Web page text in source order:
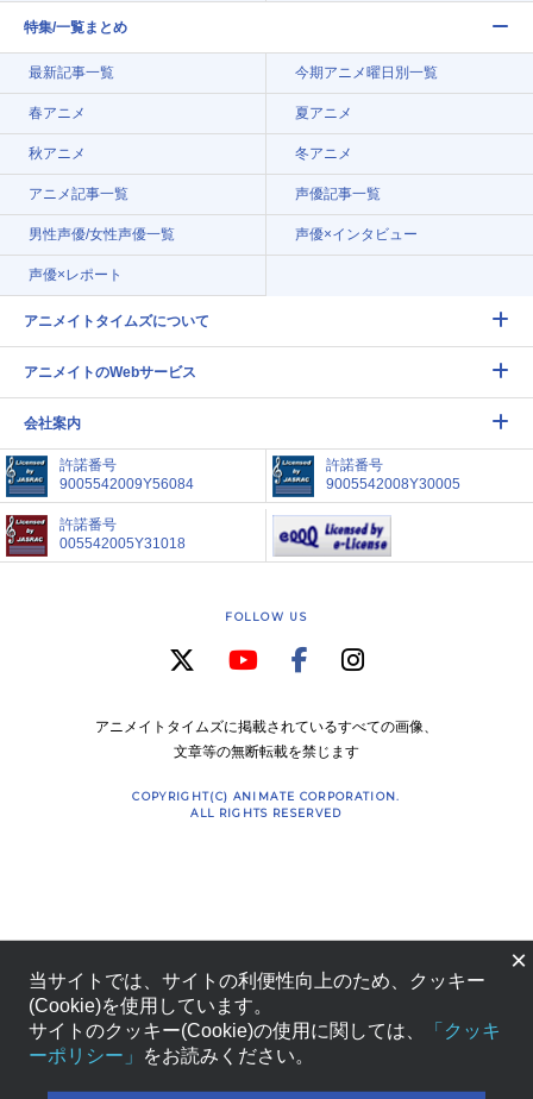
特集/一覧まとめ
最新記事一覧 今期アニメ曜日別一覧
春アニメ 夏アニメ
秋アニメ 冬アニメ
アニメ記事一覧 声優記事一覧
男性声優/女性声優一覧 声優×インタビュー
声優×レポート
アニメイトタイムズについて
アニメイトのWebサービス
会社案内
許諾番号
9005542009Y56084
許諾番号
9005542008Y30005
許諾番号
005542005Y31018
FOLLOW US
アニメイトタイムズに掲載されているすべての画像、
文章等の無断転載を禁じます
COPYRIGHT(C) ANIMATE CORPORATION.
ALL RIGHTS RESERVED
×
当サイトでは、サイトの利便性向上のため、クッキー
(Cookie)を使用しています。
サイトのクッキー(Cookie)の使用に関しては、
「クッキ
ーポリシー」
をお読みください。